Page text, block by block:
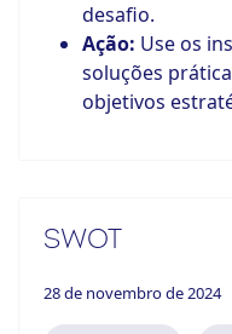
desafio.
Ação: Use os
soluções
objetivos
SWOT
28 de novembro de 2024